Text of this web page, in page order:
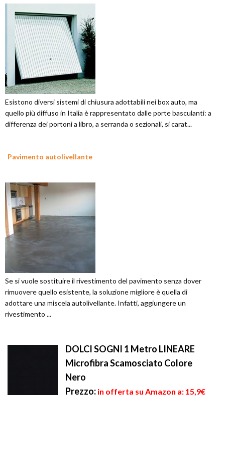
Esistono diversi sistemi di chiusura adottabili nei box auto, ma
quello più diffuso in Italia è rappresentato dalle porte basculanti: a
differenza dei portoni a libro, a serranda o sezionali, si carat...
Pavimento autolivellante
Se si vuole sostituire il rivestimento del pavimento senza dover
rimuovere quello esistente, la soluzione migliore è quella di
adottare una miscela autolivellante. Infatti, aggiungere un
rivestimento ...
DOLCI SOGNI 1 Metro LINEARE
Microfibra Scamosciato Colore
Nero
Prezzo: in offerta su Amazon a: 15,9€